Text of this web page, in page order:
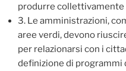
produrre collettivamente
3. Le amministrazioni,
aree verdi, devono
per relazionarsi con i
definizione di programmi